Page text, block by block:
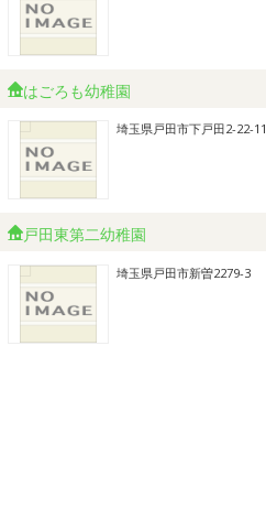
はごろも幼稚園
埼玉県戸田市下戸田2-22-11
戸田東第二幼稚園
埼玉県戸田市新曽2279-3